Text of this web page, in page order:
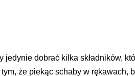
dobrać kilka składników,
że piekąc schaby w rękawach,